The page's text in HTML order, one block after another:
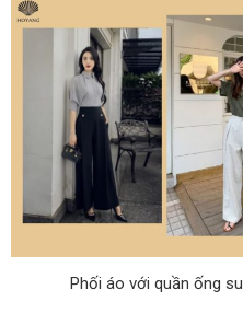
Phối áo với quần ống